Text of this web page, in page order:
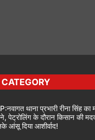
थाना प्रभारी रीना सिंह का
पेट्रोलिंग के दौरान किसान की
आंसू दिया आशीर्वाद!